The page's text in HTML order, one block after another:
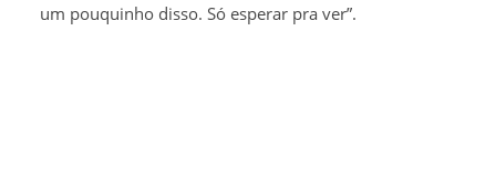
um pouquinho disso. Só esperar pra ver”.